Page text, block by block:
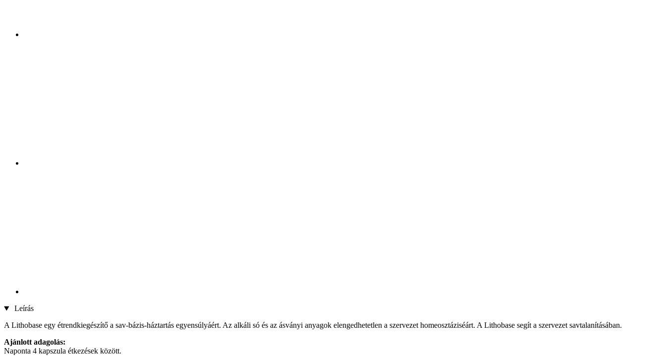
Leírás
A Lithobase egy étrendkiegészítő a sav-bázis-háztartás egyensúlyáért. Az alkáli só és az ásványi anyagok elengedhetetlen a szervezet homeosztáziséárt. A Lithobase segít a szervezet savtalanításában.
Ajánlott adagolás:
Naponta 4 kapszula étkezések között.